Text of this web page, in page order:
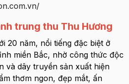
trung thu Thu Hương
20 năm, nổi tiếng đặc biệt ở
miền Bắc, nhờ công thức độc
và dây truyền sản xuất hiện
thơm ngon, đẹp mắt, ấn